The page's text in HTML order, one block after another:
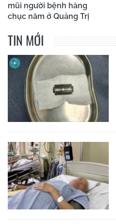
mũi người bệnh hàng
chục năm ở Quảng Trị
TIN MỚI